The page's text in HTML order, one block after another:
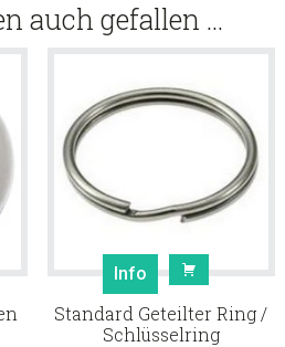
auch gefallen …
Info
Standard Geteilter Ring /
Schlüsselring